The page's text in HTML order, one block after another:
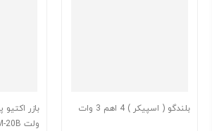
بلندگو ( اسپیکر ) 4 اهم 3 وات
ولت SFM-20B